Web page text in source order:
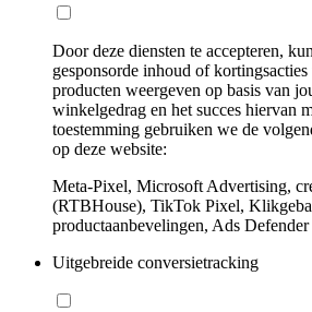
Door deze diensten te accepteren,
gesponsorde inhoud of
producten weergeven op basis van
winkelgedrag en het succes hiervan
toestemming gebruiken we de
op deze website:
Meta-Pixel, Microsoft Advertising,
(RTBHouse), TikTok Pixel,
productaanbevelingen, Ads Defender
Uitgebreide conversietracking